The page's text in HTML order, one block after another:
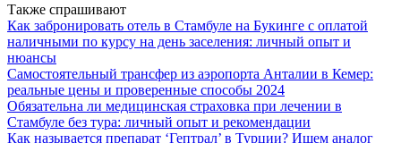
Также спрашивают
Как забронировать отель в Стамбуле на Букинге с оплатой
наличными по курсу на день заселения: личный опыт и
нюансы
Самостоятельный трансфер из аэропорта Анталии в Кемер:
реальные цены и проверенные способы 2024
Обязательна ли медицинская страховка при лечении в
Стамбуле без тура: личный опыт и рекомендации
Как называется препарат ‘Гептрал’ в Турции? Ищем аналог